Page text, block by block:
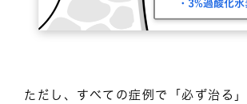
ただし、すべての症例で「必ず治る